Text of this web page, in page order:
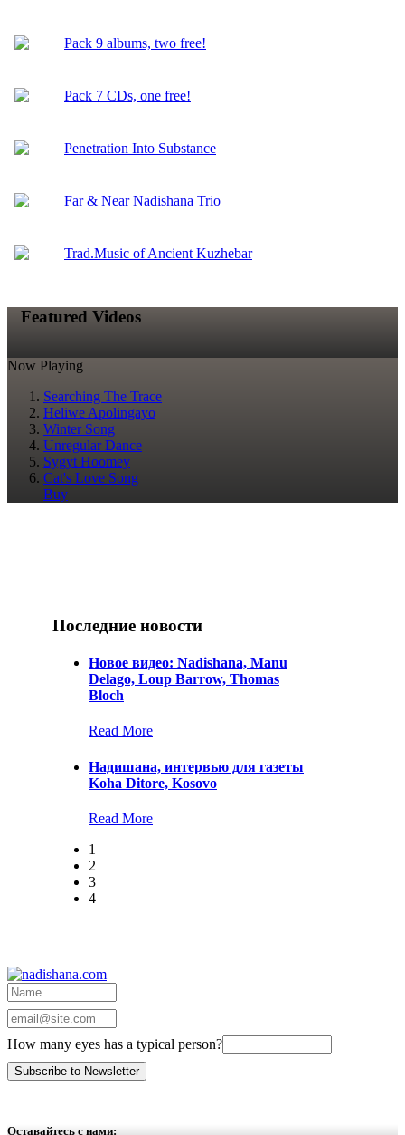
Pack 9 albums, two free!
Pack 7 CDs, one free!
Penetration Into Substance
Far & Near Nadishana Trio
Trad.Music of Ancient Kuzhebar
Featured Videos
Now Playing
Searching The Trace
Heliwe Apolingayo
Winter Song
Unregular Dance
Sygyt Hoomey
Cat's Love Song
Buy
Последние новости
Новое видео: Nadishana, Manu
Delago, Loup Barrow, Thomas
Bloch
Read More
Надишана, интервью для газеты
Koha Ditore, Kosovo
Read More
1
2
3
4
How many eyes has a typical person?
Оставайтесь с нами: